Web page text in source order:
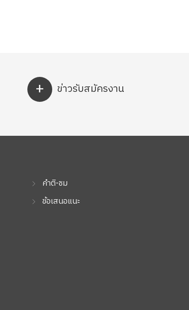
+ ข่าวรับสมัครงาน
คำติ-ชม
ข้อเสนอแนะ